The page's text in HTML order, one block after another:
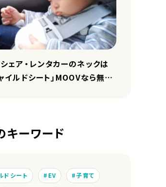
ェア・レンタカーのネックは
イルドシート」MOOVなら無料
キーワード
ドシート EV 子育て